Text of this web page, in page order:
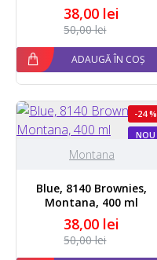
38,00 lei
50,00 lei
ADAUGĂ ÎN COȘ
NOU
-24 %
Montana
Blue, 8140 Brownies,
Montana, 400 ml
38,00 lei
50,00 lei